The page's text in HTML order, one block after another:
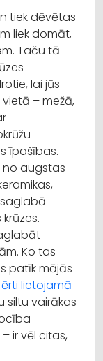
tiek dēvētas
liek domāt,
Taču tā
lai jūs
– mežā,
īpašības.
augstas
Ko tas
patīk mājās
ērti lietojamā
siltu vairākas
ir vēl citas,